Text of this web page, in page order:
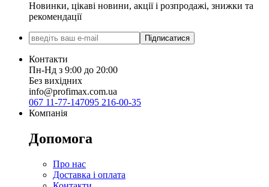
Новинки, цікаві новини, акції і розпродажі, знижки та
рекомендації
Підписатися
Контакти
Пн-Нд з 9:00 до 20:00
Без вихідних
info@profimax.com.ua
067 11-77-147095 216-00-35
Компанія
Допомога
Про нас
Доставка і оплата